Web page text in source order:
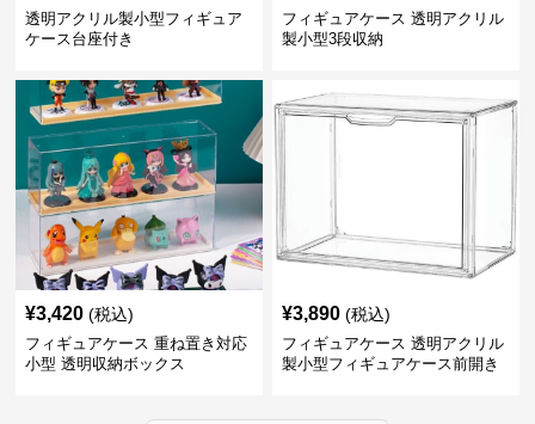
透明アクリル製小型フィギュア
ケース台座付き
フィギュアケース 透明アクリル
製小型3段収納
¥3,420 (税込)
フィギュアケース 重ね置き対応
小型 透明収納ボックス
¥3,890 (税込)
フィギュアケース 透明アクリル
製小型フィギュアケース前開き